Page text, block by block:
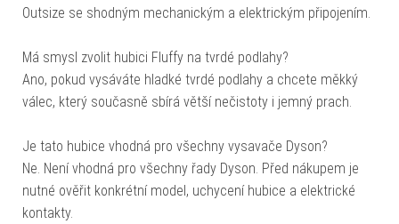
Outsize se shodným mechanickým a elektrickým připojením.
Má smysl zvolit hubici Fluffy na tvrdé podlahy?
Ano, pokud vysáváte hladké tvrdé podlahy a chcete měkký
válec, který současně sbírá větší nečistoty i jemný prach.
Je tato hubice vhodná pro všechny vysavače Dyson?
Ne. Není vhodná pro všechny řady Dyson. Před nákupem je
nutné ověřit konkrétní model, uchycení hubice a elektrické
kontakty.